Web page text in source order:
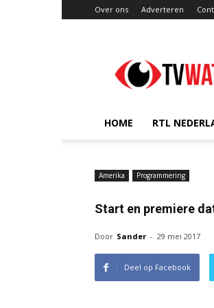
Over ons Adverteren
HOME RTL
Amerika Programmering
Start en premiere
Door Sander - 29 mei 2017
Deel op Facebook